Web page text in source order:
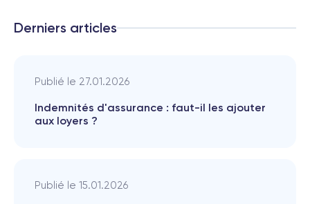
Derniers articles
Publié le 27.01.2026
Indemnités d'assurance : faut-il les ajouter
aux loyers ?
Publié le 15.01.2026